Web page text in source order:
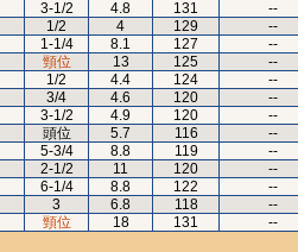
3-1/2 4.8 131 --
1/2 4 129 --
1-1/4 8.1 127 --
頸位 13 125 --
1/2 4.4 124 --
3/4 4.6 120 --
3-1/2 4.9 120 --
頭位 5.7 116 --
5-3/4 8.8 119 --
2-1/2 11 120 --
6-1/4 8.8 122 --
3 6.8 118 --
頸位 18 131 --